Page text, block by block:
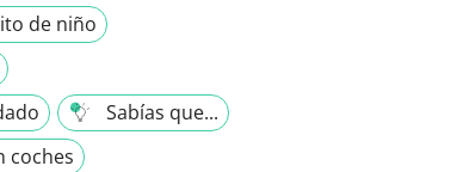
de niño
Sabías que...
coches